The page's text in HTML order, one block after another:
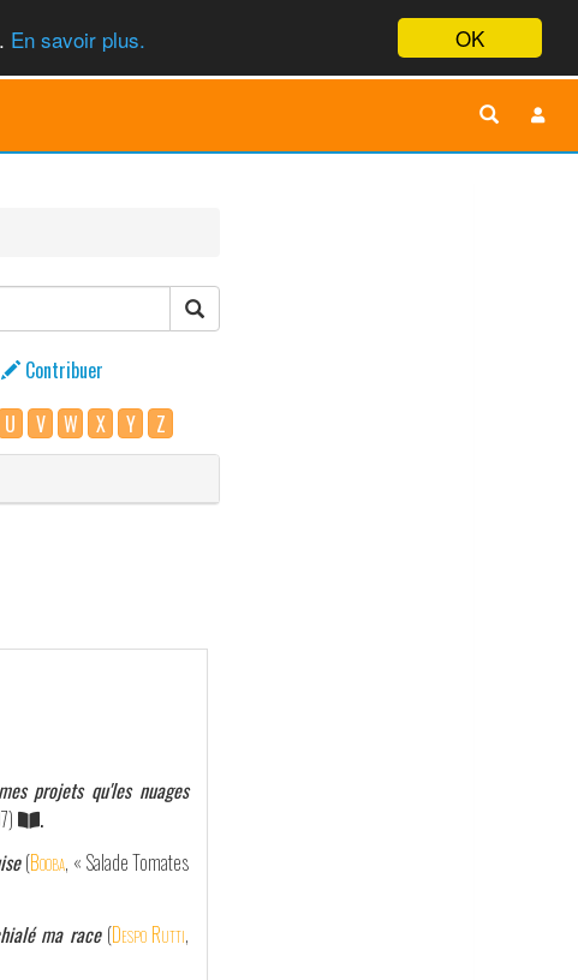
OK
En savoir plus.
Contribuer
U V W X Y Z
projets qu'les nuages
.
(Booba, « Salade Tomates
ma race (Despo Rutti,